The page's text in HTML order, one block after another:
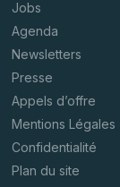
Jobs
Agenda
Newsletters
Presse
Appels d’offre
Mentions Légales
Confidentialité
Plan du site